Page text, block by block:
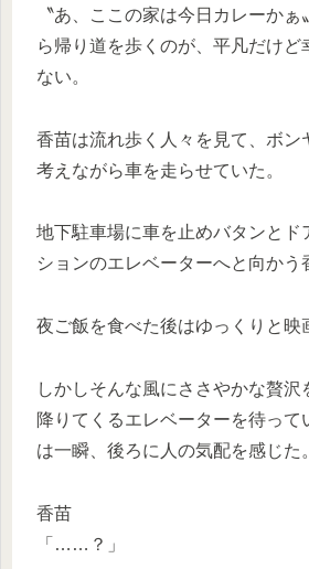
〝あ、ここの家は今日カレーか
ら帰り道を歩くのが、平凡だけど
ない。
香苗は流れ歩く人々を見て、ボン
考えながら車を走らせていた。
地下駐車場に車を止めバタンとド
ションのエレベーターへと向かう
夜ご飯を食べた後はゆっくりと映
しかしそんな風にささやかな贅沢
降りてくるエレベーターを待って
は一瞬、後ろに人の気配を感じた。
香苗
「……？」